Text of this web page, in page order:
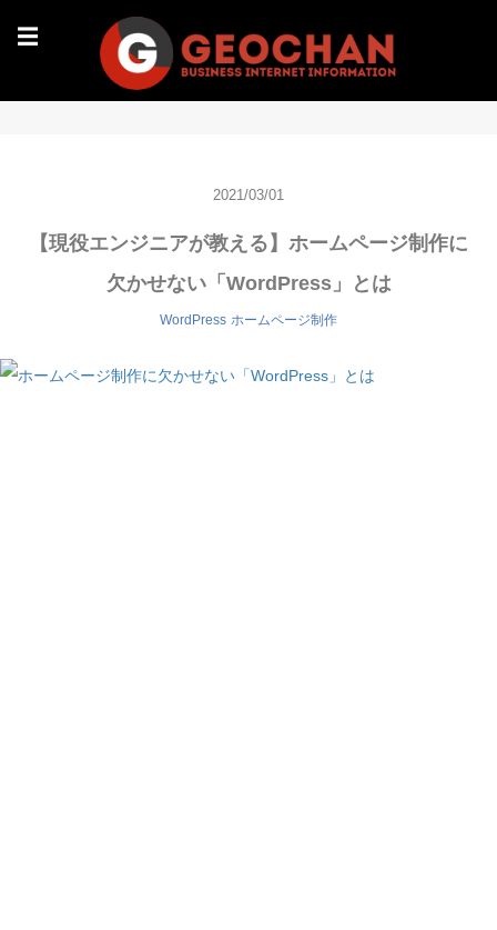
☰
2021/03/01
【現役エンジニアが教える】ホームページ制作に
欠かせない「WordPress」とは
WordPress ホームページ制作